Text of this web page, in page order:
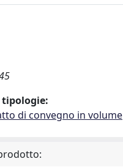
tipologie:
di convegno in volume